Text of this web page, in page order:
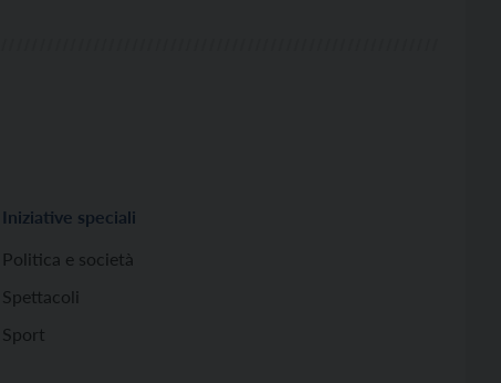
Iniziative speciali
Politica e società
Spettacoli
Sport